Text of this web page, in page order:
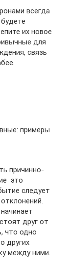
всегда
их новое
для
связь
примеры
причинно-
 это
следует
друг от
что одно
других
между ними.